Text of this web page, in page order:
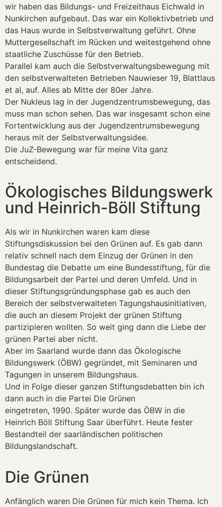
wir haben das Bildungs- und Freizeithaus Eichwald in
Nunkirchen aufgebaut. Das war ein Kollektivbetrieb und
das Haus wurde in Selbstverwaltung geführt. Ohne
Muttergesellschaft im Rücken und weitestgehend ohne
staatliche Zuschüsse für den Betrieb.
Parallel kam auch die Selbstverwaltungsbewegung mit
den selbstverwalteten Betrieben Nauwieser 19, Blattlaus
et al, auf. Alles ab Mitte der 80er Jahre.
Der Nukleus lag in der Jugendzentrumsbewegung, das
muss man schon sehen. Das war insgesamt schon eine
Fortentwicklung aus der Jugendzentrumsbewegung
heraus mit der Selbstverwaltungsidee.
Die JuZ-Bewegung war für meine Vita ganz
entscheidend.
Ökologisches Bildungswerk
und Heinrich-Böll Stiftung
Als wir in Nunkirchen waren kam diese
Stiftungsdiskussion bei den Grünen auf. Es gab dann
relativ schnell nach dem Einzug der Grünen in den
Bundestag die Debatte um eine Bundesstiftung, für die
Bildungsarbeit der Partei und deren Umfeld. Und in
dieser Stiftungsgründungsphase gab es auch den
Bereich der selbstverwalteten Tagungshausinitiativen,
die auch an diesem Projekt der grünen Stiftung
partizipieren wollten. So weit ging dann die Liebe der
grünen Partei aber nicht.
Aber im Saarland wurde dann das Ökologische
Bildungswerk (ÖBW) gegründet, mit Seminaren und
Tagungen in unserem Bildungshaus.
Und in Folge dieser ganzen Stiftungsdebatten bin ich
dann auch in die Partei Die Grünen
eingetreten, 1990. Später wurde das ÖBW in die
Heinrich Böll Stiftung Saar überführt. Heute fester
Bestandteil der saarländischen politischen
Bildungslandschaft.
Die Grünen
Anfänglich waren Die Grünen für mich kein Thema. Ich